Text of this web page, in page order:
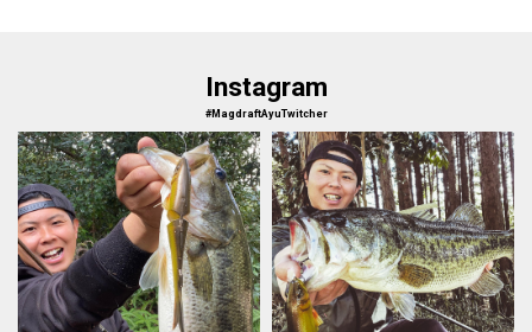
Instagram
#MagdraftAyuTwitcher